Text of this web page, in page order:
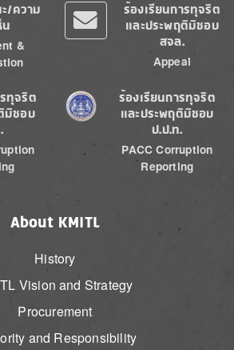
/ความ
น
&
ร้องเรียนการทุจริต
และประพฤติมิชอบ
สจล.
Appeal
ทุจริต
มิชอบ
Image
ร้องเรียนการทุจริต
และประพฤติมิชอบ
ป.ป.ท.
PACC Corruption
Reporting
About KMITL
History
Vision and Strategy
Procurement
and Responsibility